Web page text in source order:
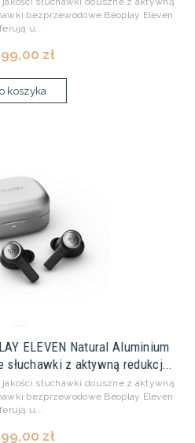
bezprzewodowe Beoplay Eleven
u...
zł
koszyka
ELEVEN Natural Aluminium
z aktywną redukcj...
jakości słuchawki douszne z aktywną
bezprzewodowe Beoplay Eleven
u...
zł